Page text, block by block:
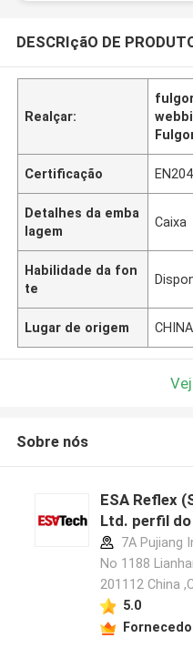
DESCRIçãO DE
Realçar:
Certificação
Detalhes da emba
lagem
Caixa
Habilidade da fon
te
Lugar de origem CHINA
Sobre nós
ESA Reflex
Ltd. perfil
7A Pujiang
No 1188
201112 China
5.0